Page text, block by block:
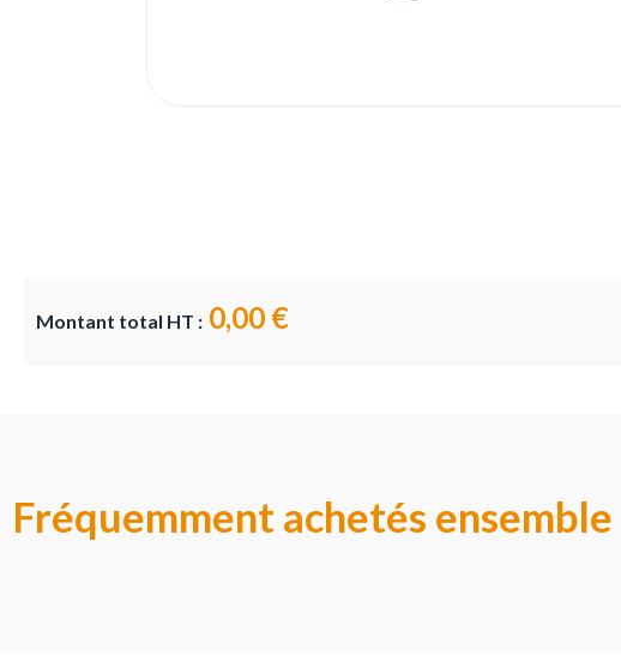
Montant total HT : 0,00 €
Fréquemment achetés ensemble